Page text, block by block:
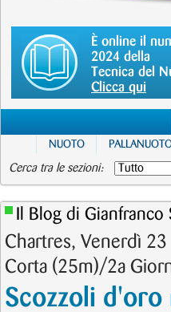
È online il
2024 della
Tecnica del
Clicca qui
NUOTO
Cerca tra le sezioni:
Il Blog di Gianfranco
Chartres, Venerdì
Corta (25m)/2a
Scozzoli d'oro